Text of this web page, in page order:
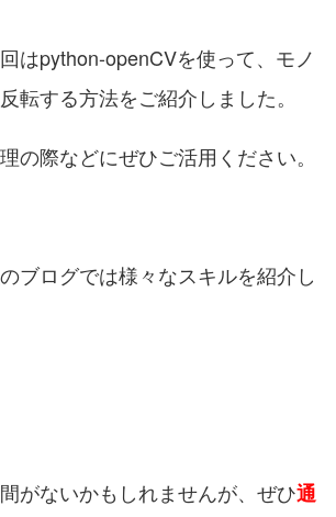
はpython-openCVを使って、モノ
転する方法をご紹介しました。
の際などにぜひご活用ください。
ブログでは様々なスキルを紹介し
がないかもしれませんが、ぜひ通